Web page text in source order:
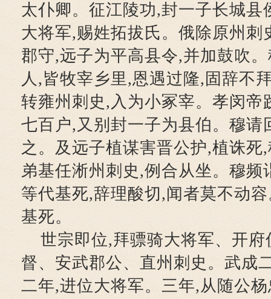
太仆卿。征江陵功,封一子长城县
大将军,赐姓拓拔氏。俄除原州刺
郡守,远子为平高县令,并加鼓吹
人,皆牧宰乡里,恩遇过隆,固辞不
转雍州刺史,入为小冢宰。孝闵帝
七百户,又别封一子为县伯。穆请
之。及远子植谋害晋公护,植诛死
弟基任淅州刺史,例合从坐。穆频
等代基死,辞理酸切,闻者莫不动
基死。
世宗即位,拜骠骑大将军、开
督、安武郡公、直州刺史。武成
二年,进位大将军。三年,从随公